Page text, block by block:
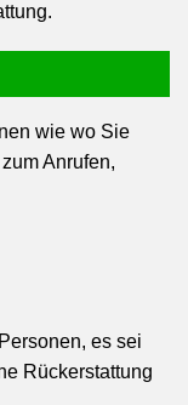
wie wo Sie
Anrufen,
es sei
Rückerstattung